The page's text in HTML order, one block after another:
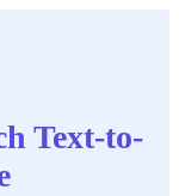
Text-to-